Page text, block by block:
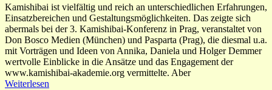
Kamishibai ist vielfältig und reich an unterschiedlichen Erfahrungen,
Einsatzbereichen und Gestaltungsmöglichkeiten. Das zeigte sich
abermals bei der 3. Kamishibai-Konferenz in Prag, veranstaltet von
Don Bosco Medien (München) und Pasparta (Prag), die diesmal u.a.
mit Vorträgen und Ideen von Annika, Daniela und Holger Demmer
wertvolle Einblicke in die Ansätze und das Engagement der
www.kamishibai-akademie.org vermittelte. Aber
Weiterlesen